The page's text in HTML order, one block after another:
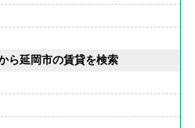
ら延岡市の賃貸を検索